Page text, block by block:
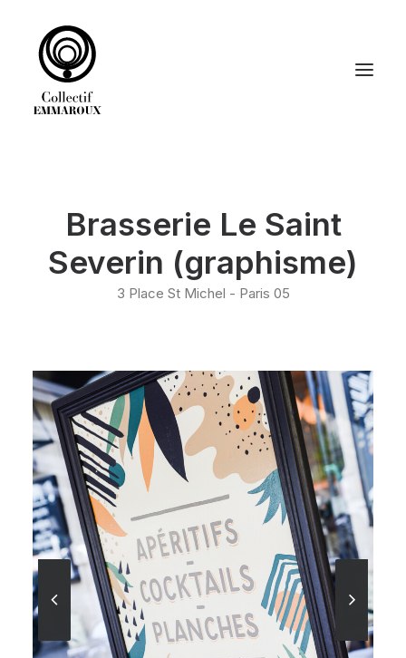
DÉCORATION
LE COLLECTIF EMMAROUX
Brasserie Le Saint
Severin (graphisme)
3 Place St Michel - Paris 05